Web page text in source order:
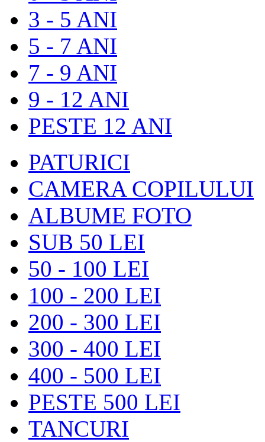
3 - 5 ANI
5 - 7 ANI
7 - 9 ANI
9 - 12 ANI
PESTE 12 ANI
PATURICI
CAMERA COPILULUI
ALBUME FOTO
SUB 50 LEI
50 - 100 LEI
100 - 200 LEI
200 - 300 LEI
300 - 400 LEI
400 - 500 LEI
PESTE 500 LEI
TANCURI